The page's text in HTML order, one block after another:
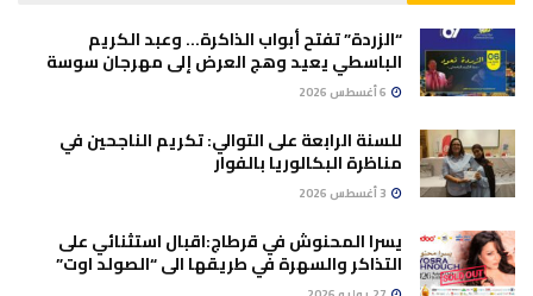
“الزردة” تفتح أبواب الذاكرة… وعبد الكريم
الباسطي يعيد وهج العرض إلى مهرجان سوسة
للسنة الرابعة على التوالي: تكريم الناجحين في
مناظرة البكالوريا بالفوار
يسرا المحنوش في قرطاج:اقبال استثنائي على
التذاكر والسهرة في طريقها الى “الصولد اوت”